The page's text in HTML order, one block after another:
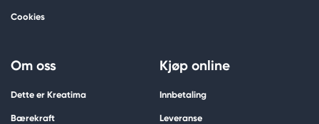
Cookies
Om oss
Dette er Kreatima
Bærekraft
Kjøp online
Innbetaling
Leveranse